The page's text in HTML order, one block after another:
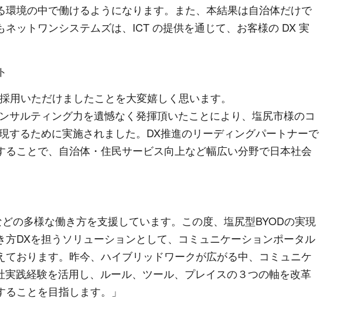
境の中で働けるようになります。また、本結果は自治体だけで
ットワンシステムズは、ICT の提供を通じて、お客様の DX 実
いただけましたことを大変嬉しく思います。
ルティング力を遺憾なく発揮頂いたことにより、塩尻市様のコ
するために実施されました。DX推進のリーディングパートナーで
ことで、自治体・住民サービス向上など幅広い分野で日本社会
の多様な働き方を支援しています。この度、塩尻型BYODの実現
DXを担うソリューションとして、コミュニケーションポータル
おります。昨今、ハイブリッドワークが広がる中、コミュニケ
践経験を活用し、ルール、ツール、プレイスの３つの軸を改革
ことを目指します。」